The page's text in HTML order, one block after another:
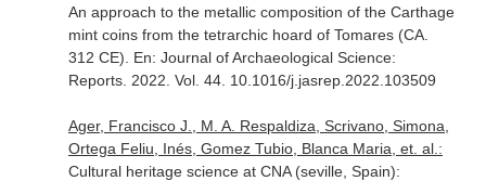
An approach to the metallic composition of the Carthage
mint coins from the tetrarchic hoard of Tomares (CA.
312 CE). En: Journal of Archaeological Science:
Reports. 2022. Vol. 44. 10.1016/j.jasrep.2022.103509
Ager, Francisco J., M. A. Respaldiza, Scrivano, Simona,
Ortega Feliu, Inés, Gomez Tubio, Blanca Maria, et. al.:
Cultural heritage science at CNA (seville, Spain):